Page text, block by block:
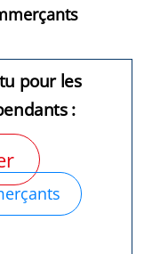
pour les
: